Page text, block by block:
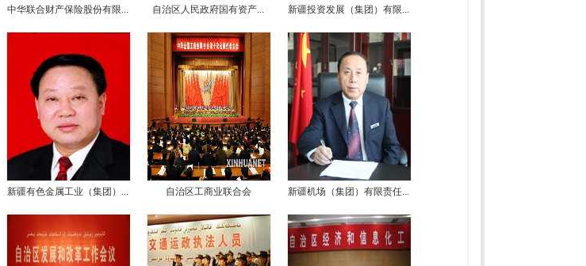
中华联合财产保险股份有限... 自治区人民政府国有资产... 新疆投资发展（集团）有限...
新疆有色金属工业（集团）... 自治区工商业联合会 新疆机场（集团）有限责任...